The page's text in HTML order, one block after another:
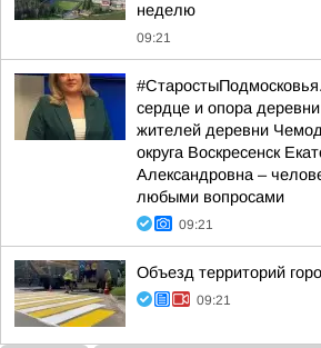
неделю
09:21
сердце и опора
жителей деревни
округа Воскресенск
Александровна –
любыми вопросами
09:21
Объезд территорий
09:21